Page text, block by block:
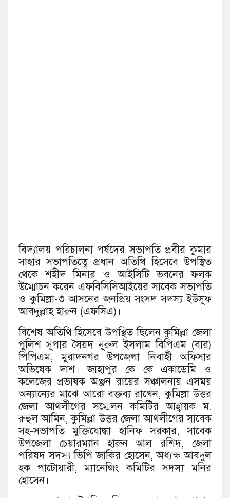
বিদ্যালয় পরিচালনা পর্ষদের সভাপতি প্রবীর কুমার
সাহার সভাপতিত্বে প্রধান অতিথি হিসেবে উপস্থিত
থেকে শহীদ মিনার ও আইসিটি ভবনের ফলক
উম্মোচন করেন এফবিসিসিআইয়ের সাবেক সভাপতি
ও কুমিল্লা-৩ আসনের জনপ্রিয় সংসদ সদস্য ইউসুফ
আবদুল্লাহ হারুন (এফসিএ)।
বিশেষ অতিথি হিসেবে উপস্থিত ছিলেন কুমিল্লা জেলা
পুলিশ সুপার সৈয়দ নুরুল ইসলাম বিপিএম (বার)
পিপিএম, মুরাদনগর উপজেলা নিবার্হী অফিসার
অভিষেক দাশ। জাহাপুর কে কে একাডেমি ও
কলেজের প্রভাষক অঞ্জন রায়ের সঞ্চালনায় এসময়
অন্যান্যের মাঝে আরো বক্তব্য রাখেন, কুমিল্লা উত্তর
জেলা আথলীগের সম্মেলন কমিটির আহ্বায়ক ম.
রুহুল আমিন, কুমিল্লা উত্তর জেলা আথলীগের সাবেক
সহ-সভাপতি মুক্তিযোদ্ধা হানিফ সরকার, সাবেক
উপজেলা চেয়ারম্যান হারুন আল রশিদ, জেলা
পরিষদ সদস্য ভিপি জাকির হোসেন, অধ্যক্ষ আবদুল
হক পাটোয়ারী, ম্যানেজিং কমিটির সদস্য মনির
হোসেন।